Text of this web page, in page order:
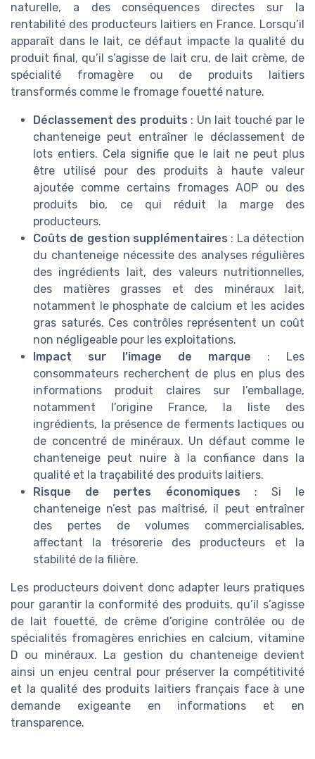
naturelle, a des conséquences directes sur la
rentabilité des producteurs laitiers en France. Lorsqu’il
apparaît dans le lait, ce défaut impacte la qualité du
produit final, qu’il s’agisse de lait cru, de lait crème, de
spécialité fromagère ou de produits laitiers
transformés comme le fromage fouetté nature.
Déclassement des produits : Un lait touché par le
chanteneige peut entraîner le déclassement de
lots entiers. Cela signifie que le lait ne peut plus
être utilisé pour des produits à haute valeur
ajoutée comme certains fromages AOP ou des
produits bio, ce qui réduit la marge des
producteurs.
Coûts de gestion supplémentaires : La détection
du chanteneige nécessite des analyses régulières
des ingrédients lait, des valeurs nutritionnelles,
des matières grasses et des minéraux lait,
notamment le phosphate de calcium et les acides
gras saturés. Ces contrôles représentent un coût
non négligeable pour les exploitations.
Impact sur l’image de marque : Les
consommateurs recherchent de plus en plus des
informations produit claires sur l’emballage,
notamment l’origine France, la liste des
ingrédients, la présence de ferments lactiques ou
de concentré de minéraux. Un défaut comme le
chanteneige peut nuire à la confiance dans la
qualité et la traçabilité des produits laitiers.
Risque de pertes économiques : Si le
chanteneige n’est pas maîtrisé, il peut entraîner
des pertes de volumes commercialisables,
affectant la trésorerie des producteurs et la
stabilité de la filière.
Les producteurs doivent donc adapter leurs pratiques
pour garantir la conformité des produits, qu’il s’agisse
de lait fouetté, de crème d’origine contrôlée ou de
spécialités fromagères enrichies en calcium, vitamine
D ou minéraux. La gestion du chanteneige devient
ainsi un enjeu central pour préserver la compétitivité
et la qualité des produits laitiers français face à une
demande exigeante en informations et en
transparence.